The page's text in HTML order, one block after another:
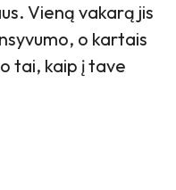
Vieną vakarą jis
o kartais
tai, kaip į tave